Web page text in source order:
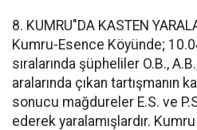
8. KUMRU"DA KASTEN
Kumru-Esence Köyünde;
sıralarında şüpheliler O.B.,
aralarında çıkan tartışmanın
sonucu mağdureler E.S. ve
ederek yaralamışlardır.